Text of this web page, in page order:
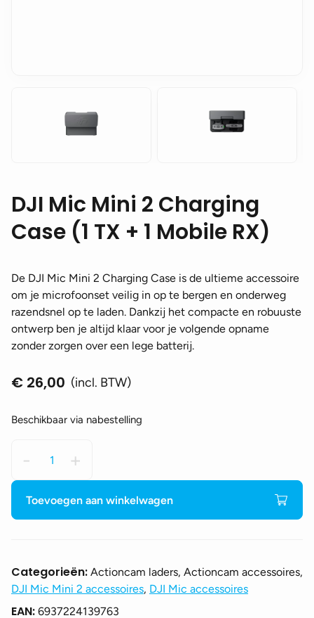
DJI Mic Mini 2 Charging
Case (1 TX + 1 Mobile RX)
De DJI Mic Mini 2 Charging Case is de ultieme accessoire
om je microfoonset veilig in op te bergen en onderweg
razendsnel op te laden. Dankzij het compacte en robuuste
ontwerp ben je altijd klaar voor je volgende opname
zonder zorgen over een lege batterij.
€ 26,00 (incl. BTW)
Beschikbaar via nabestelling
-
Mic
Mini
Charging
TX
+
+
Toevoegen aan winkelwagen
Categorieën: Actioncam laders, Actioncam accessoires,
DJI Mic Mini 2 accessoires, DJI Mic accessoires
EAN: 6937224139763